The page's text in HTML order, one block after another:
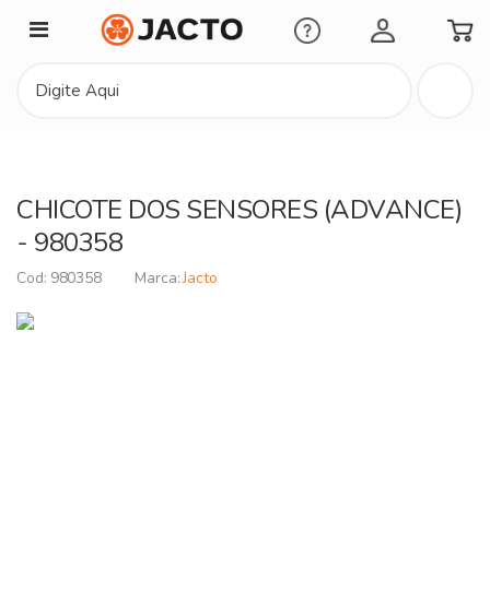
Minha Conta
CHICOTE DOS SENSORES (ADVANCE)
- 980358
980358 Jacto